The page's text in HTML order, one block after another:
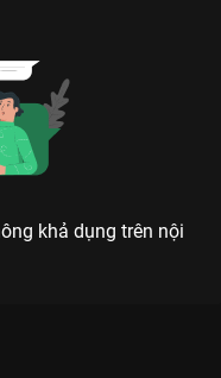
khả dụng trên nội